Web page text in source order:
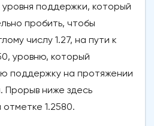
поддержки, который
пробить, чтобы
числу 1.27, на пути к
уровню, который
поддержку на протяжении
Прорыв ниже здесь
1.2580.